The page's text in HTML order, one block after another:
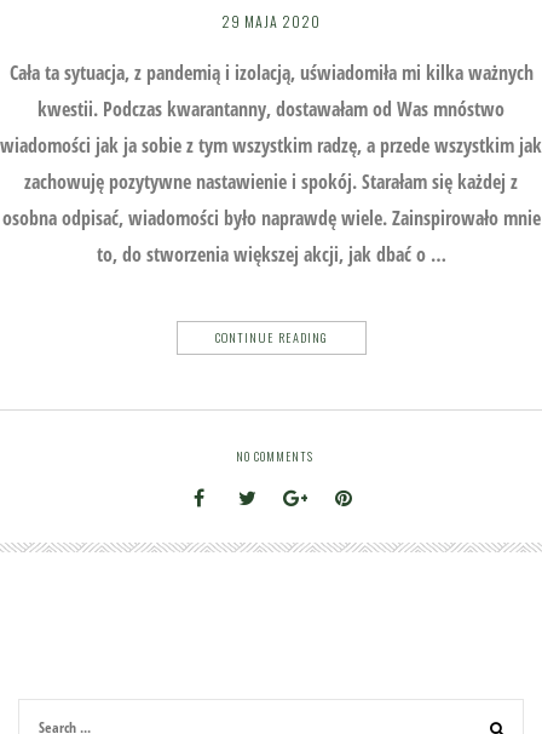
29 MAJA 2020
Cała ta sytuacja, z pandemią i izolacją, uświadomiła mi kilka ważnych
kwestii. Podczas kwarantanny, dostawałam od Was mnóstwo
wiadomości jak ja sobie z tym wszystkim radzę, a przede wszystkim jak
zachowuję pozytywne nastawienie i spokój. Starałam się każdej z
osobna odpisać, wiadomości było naprawdę wiele. Zainspirowało mnie
to, do stworzenia większej akcji, jak dbać o …
CONTINUE READING
NO COMMENTS